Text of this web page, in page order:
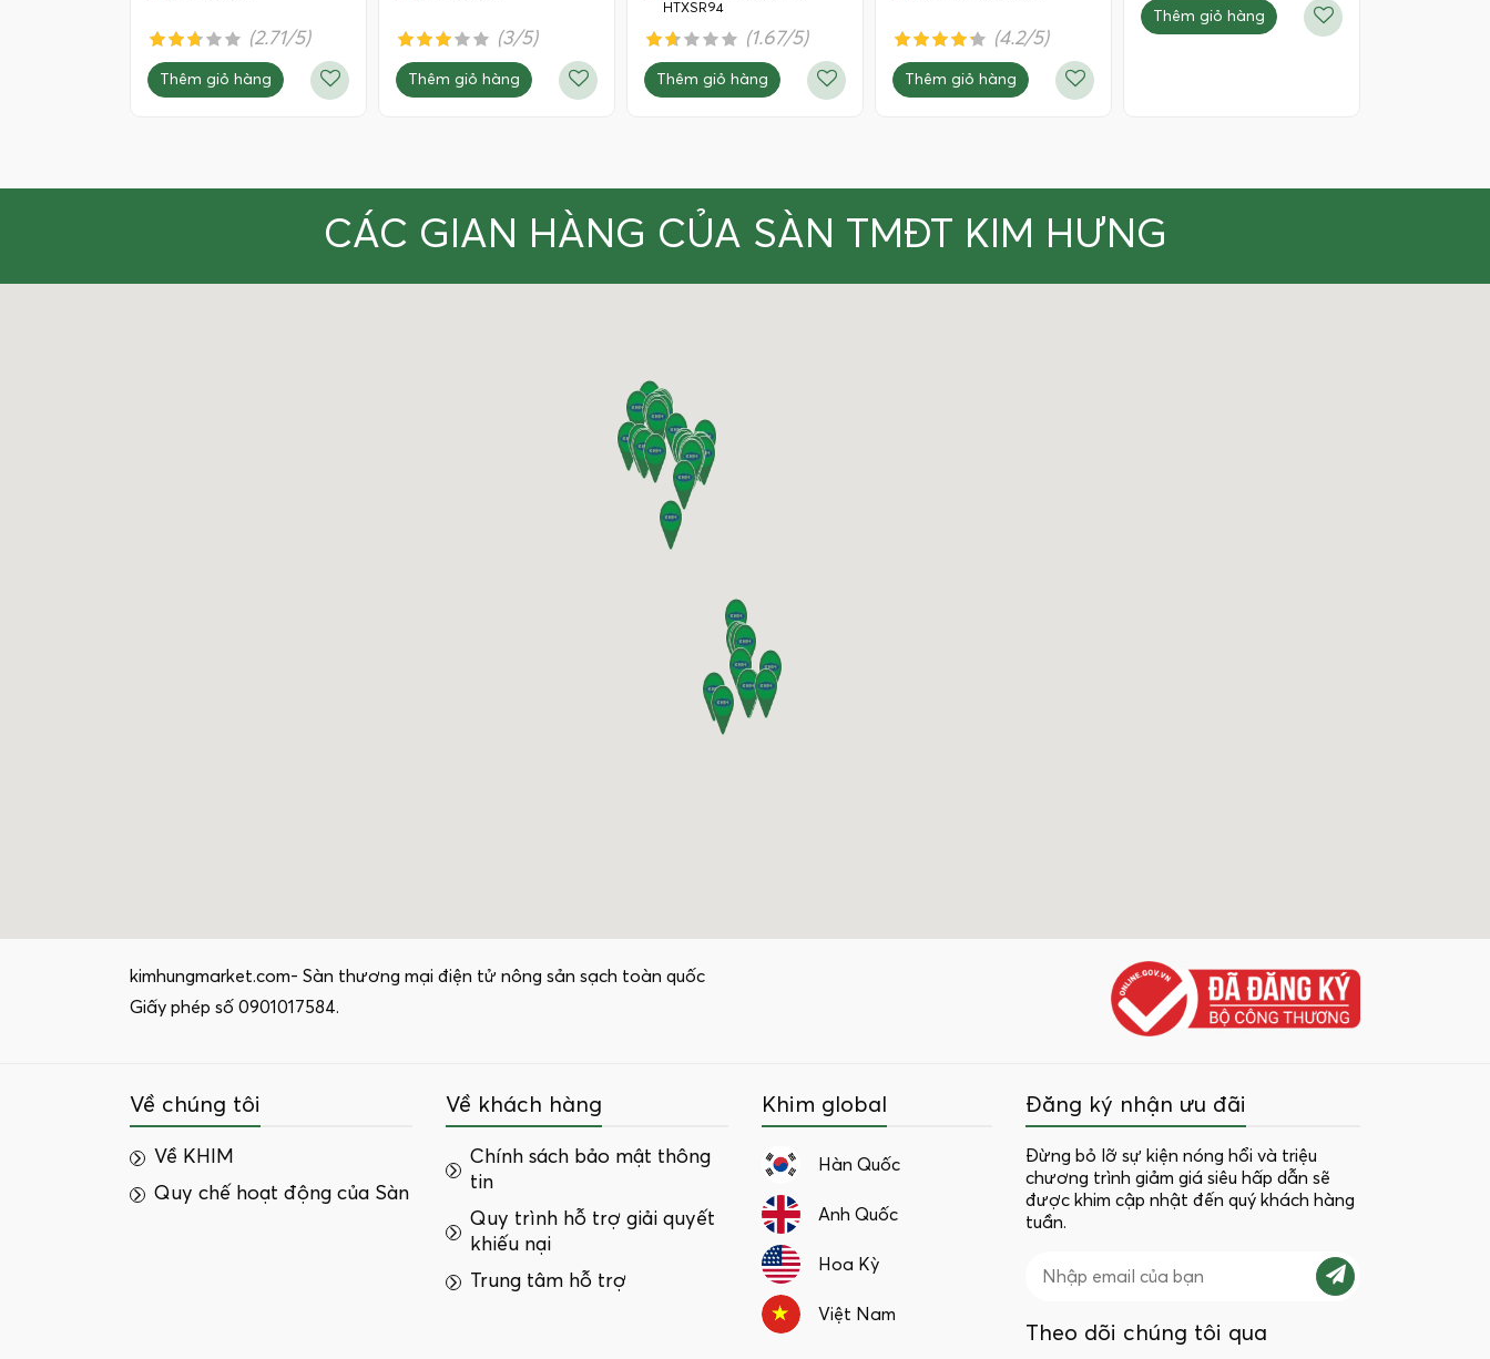
(2.71/5)
Thêm giỏ hàng
(3/5)
Thêm giỏ hàng
HTXSR94
(1.67/5)
Thêm giỏ hàng
(4.2/5)
Thêm giỏ hàng
Thêm giỏ hàng
CÁC GIAN HÀNG CỦA SÀN TMĐT KIM HƯNG
kimhungmarket.com- Sàn thương mại điện tử nông sản sạch toàn quốc
Giấy phép số 0901017584.
Đăng ký nhận ưu đãi
Đừng bỏ lỡ sự kiện nóng hổi và triệu
chương trình giảm giá siêu hấp dẫn sẽ
được khim cập nhật đến quý khách hàng
tuần.
Theo dõi chúng tôi qua
Khim global
Hàn Quốc
Anh Quốc
Hoa Kỳ
Việt Nam
Về chúng tôi
Về KHIM
Quy chế hoạt động của Sàn
Về khách hàng
Chính sách bảo mật thông
tin
Quy trình hỗ trợ giải quyết
khiếu nại
Trung tâm hỗ trợ